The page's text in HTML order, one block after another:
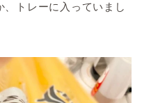
トレーに入っていまし